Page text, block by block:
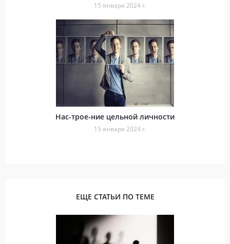
15 января 2024 г.
Нас-трое-ние цельной личности
15 января 2024 г.
ЕЩЕ СТАТЬИ ПО ТЕМЕ